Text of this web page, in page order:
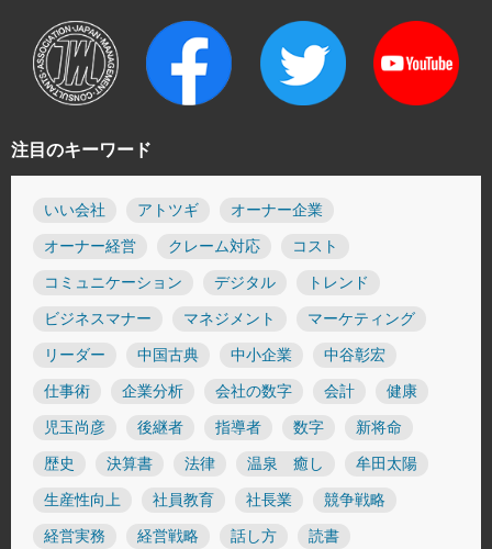
注目のキーワード
いい会社 アトツギ オーナー企業
オーナー経営 クレーム対応 コスト
コミュニケーション デジタル トレンド
ビジネスマナー マネジメント マーケティング
リーダー 中国古典 中小企業 中谷彰宏
仕事術 企業分析 会社の数字 会計 健康
児玉尚彦 後継者 指導者 数字 新将命
歴史 決算書 法律 温泉 癒し 牟田太陽
生産性向上 社員教育 社長業 競争戦略
経営実務 経営戦略 話し方 読書